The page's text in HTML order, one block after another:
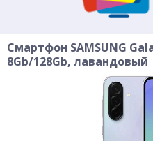
Смартфон SAMSUNG
8Gb/128Gb, лавандовый